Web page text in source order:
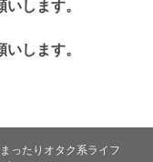
します。
します。
ったりオタク系ライフ